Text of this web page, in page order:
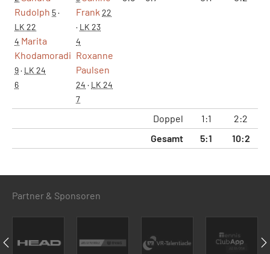
Rudolph 5·
LK 22
4 Marita
Khodamoradi
9· LK 24
6
Frank 22
· LK 23
4
Roxanne
Paulsen
24 · LK 24
7
Doppel 1:1 2:2
Gesamt
5:1 10:2
Partner & Sponsoren